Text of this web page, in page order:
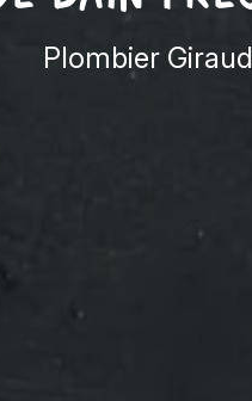
Plombier